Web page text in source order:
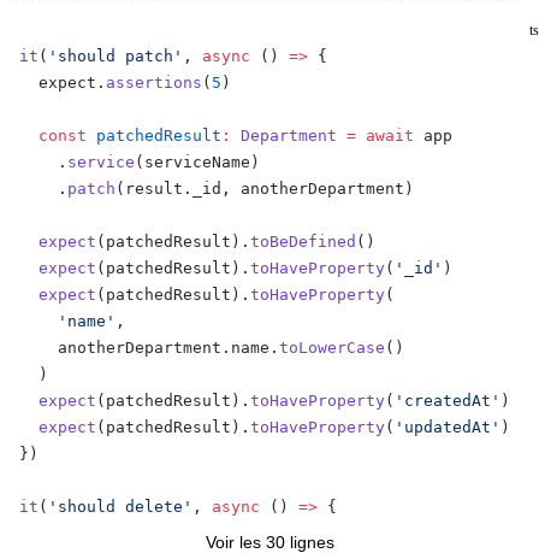
ts
it ( 'should patch' , async () => {
  expect.
assertions ( 5 )
  const
patchedResult : Department = await app
    .
service (serviceName)
    .
patch (result._id, anotherDepartment)
  expect
(patchedResult). toBeDefined ()
  expect
(patchedResult). toHaveProperty( '_id' )
  expect
(patchedResult). toHaveProperty(
    'name'
,
    anotherDepartment.name.
toLowerCase ()
  )
  expect
(patchedResult). toHaveProperty( 'createdAt' )
  expect
(patchedResult). toHaveProperty( 'updatedAt' )
})
it ( 'should delete' , async () => {
( 5 )
Voir les 30 lignes